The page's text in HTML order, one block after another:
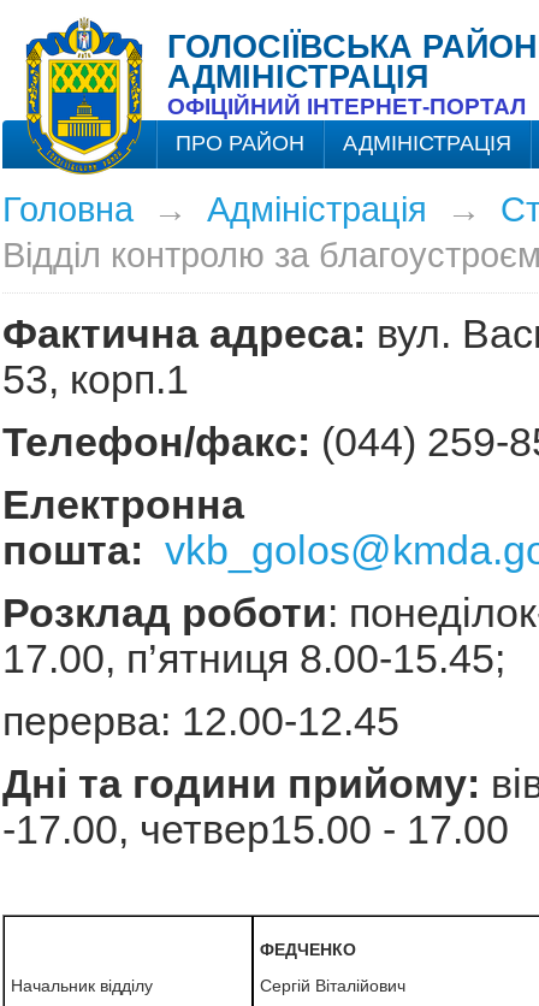
ГОЛОСІЇВСЬКА
АДМІНІСТРАЦІЯ
ОФІЦІЙНИЙ ІНТЕРНЕТ-ПОРТАЛ
ПРО РАЙОН АДМІНІСТРАЦІЯ
Головна→ Адміністрація →
Відділ контролю за
Фактична адреса: вул.
53, корп.1
Телефон/факс: (044) 259-
Електронна
пошта:
Розклад роботи:
17.00, п’ятниця 8.00-15.45;
перерва: 12.00-12.45
Дні та години прийому:
-17.00, четвер15.00 - 17.00
Начальник відділу
ФЕДЧЕНКО
Сергій Віталійович